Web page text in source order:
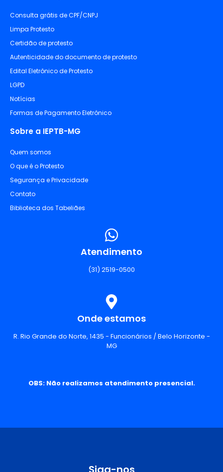
Consulta grátis de CPF/CNPJ
Limpa Protesto
Certidão de protesto
Autenticidade do documento de protesto
Edital Eletrônico de Protesto
LGPD
Notícias
Formas de Pagamento Eletrônico
Sobre a IEPTB-MG
Quem somos
O que é o Protesto
Segurança e Privacidade
Contato
Biblioteca dos Tabeliães
Atendimento
(31) 2519-0500
Onde estamos
R. Rio Grande do Norte, 1435 - Funcionários / Belo Horizonte -
MG
OBS: Não realizamos atendimento presencial.